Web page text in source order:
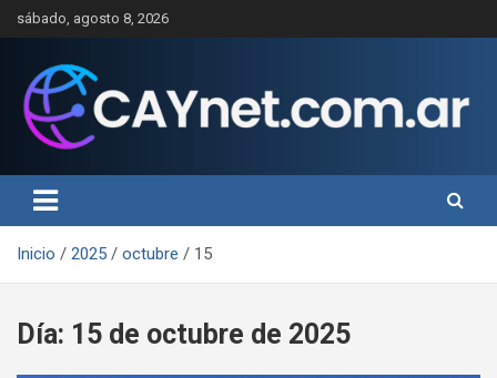
Saltar
al
sábado, agosto 8, 2026
Inicio 2025 octubre 15
Día: 15 de octubre de 2025